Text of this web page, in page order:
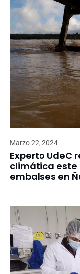
Marzo 22, 2024
Experto UdeC
climática este
embalses en